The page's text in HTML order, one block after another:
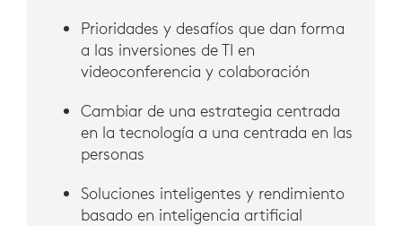
Prioridades y desafíos que dan forma
a las inversiones de TI en
videoconferencia y colaboración
Cambiar de una estrategia centrada
en la tecnología a una centrada en las
personas
Soluciones inteligentes y rendimiento
basado en inteligencia artificial